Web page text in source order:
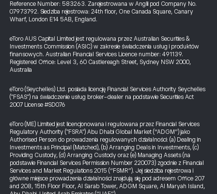
Reference Number: 583263. Zarejestrowana w Anglii pod Company No.
07973792. Siedziba rejestrowa: 24th floor, One Canada Square, Canary
Wharf, London E14 5AB, England.
eToro AUS Capital Limited jest regulowana przez Australian Securities &
Investments Commission (ASIC) w zakresie świadczenia usług i produktów
finansowych. Australian Financial Services Licence number: 491139.
Registered Office: Level 3, 60 Castlereagh Street, Sydney NSW 2000,
Australia
eToro (Seychelles) Ltd. posiada licencję Financial Services Authority Seychelles
("FSAS") na świadczenie usług broker-dealer na podstawie Securities Act
2007 License #SD076
eToro (ME) Limited jest licencjonowana i regulowana przez Financial Services
Regulatory Authority ("FSRA") Abu Dhabi Global Market (“ADGM”) jako
Authorised Person do prowadzenia regulowanych działalności: (a) Dealing in
Investments as Principal (Matched), (b) Arranging Deals in Investments, (c)
Providing Custody, (d) Arranging Custody oraz (e) Managing Assets (na
podstawie Financial Services Permission Number 220073) zgodnie z Financial
Services and Market Regulations 2015 (“FSMR”). Jej siedziba rejestrowa i
główne miejsce prowadzenia działalności znajdują się pod adresem Office 207
and 208, 15th Floor Floor, Al Sarab Tower, ADGM Square, Al Maryah Island,